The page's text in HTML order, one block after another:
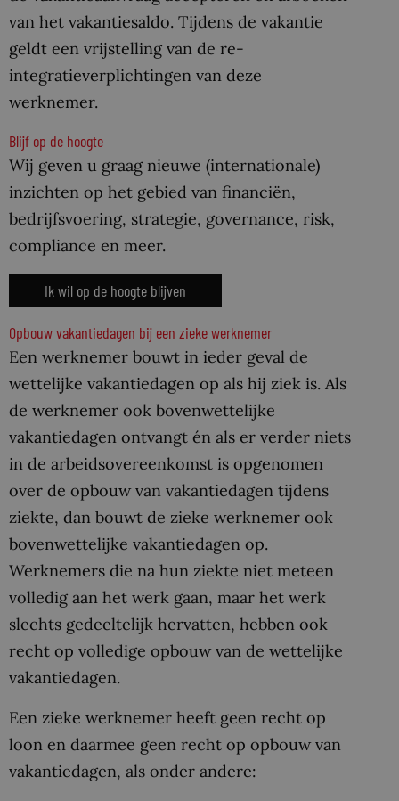
van het vakantiesaldo. Tijdens de vakantie
geldt een vrijstelling van de re-
integratieverplichtingen van deze
werknemer.
Blijf op de hoogte
Wij geven u graag nieuwe (internationale)
inzichten op het gebied van financiën,
bedrijfsvoering, strategie, governance, risk,
compliance en meer.
Ik wil op de hoogte blijven
Opbouw vakantiedagen bij een zieke werknemer
Een werknemer bouwt in ieder geval de
wettelijke vakantiedagen op als hij ziek is. Als
de werknemer ook bovenwettelijke
vakantiedagen ontvangt én als er verder niets
in de arbeidsovereenkomst is opgenomen
over de opbouw van vakantiedagen tijdens
ziekte, dan bouwt de zieke werknemer ook
bovenwettelijke vakantiedagen op.
Werknemers die na hun ziekte niet meteen
volledig aan het werk gaan, maar het werk
slechts gedeeltelijk hervatten, hebben ook
recht op volledige opbouw van de wettelijke
vakantiedagen.
Een zieke werknemer heeft geen recht op
loon en daarmee geen recht op opbouw van
vakantiedagen, als onder andere: